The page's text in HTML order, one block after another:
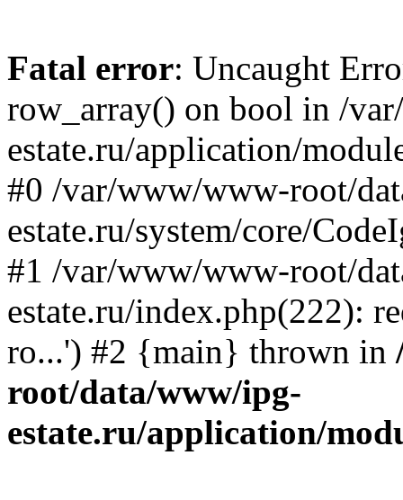
Fatal error: Uncaught
row_array() on bool in /
estate.ru/application/
#0 /var/www/www-root/
estate.ru/system/core/
#1 /var/www/www-root/
estate.ru/index.php(222):
ro...') #2 {main} thrown in
root/data/www/ipg-
estate.ru/application/